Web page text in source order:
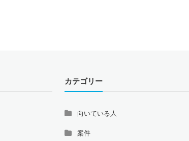
カテゴリー
向いている人
案件